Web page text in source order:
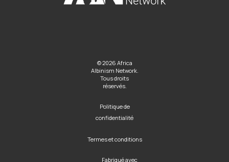
© 2026 Africa
Albinism Network.
Tous droits
réservés.
Politique de
confidentialité
Termes et conditions
Fabriqué avec